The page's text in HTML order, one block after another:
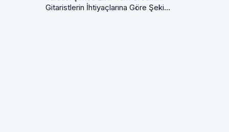
Gitaristlerin İhtiyaçlarına Göre Şeki...